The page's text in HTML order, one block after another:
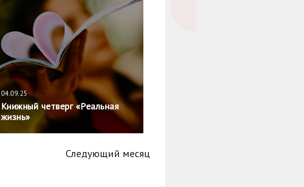
04.09.25
Книжный четверг «Реальная
жизнь»
Следующий месяц